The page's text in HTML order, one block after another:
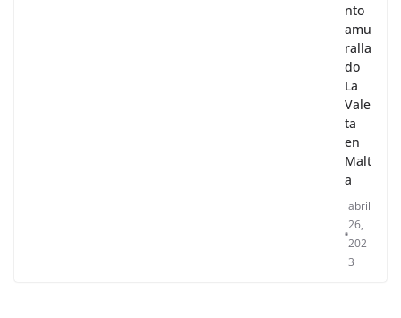
nto
amu
ralla
do
La
Vale
ta
en
Malt
a
abril
26,
202
3